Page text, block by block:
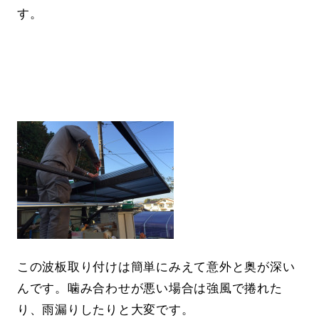
す。
この波板取り付けは簡単にみえて意外と奥が深い
んです。噛み合わせが悪い場合は強風で捲れた
り、雨漏りしたりと大変です。